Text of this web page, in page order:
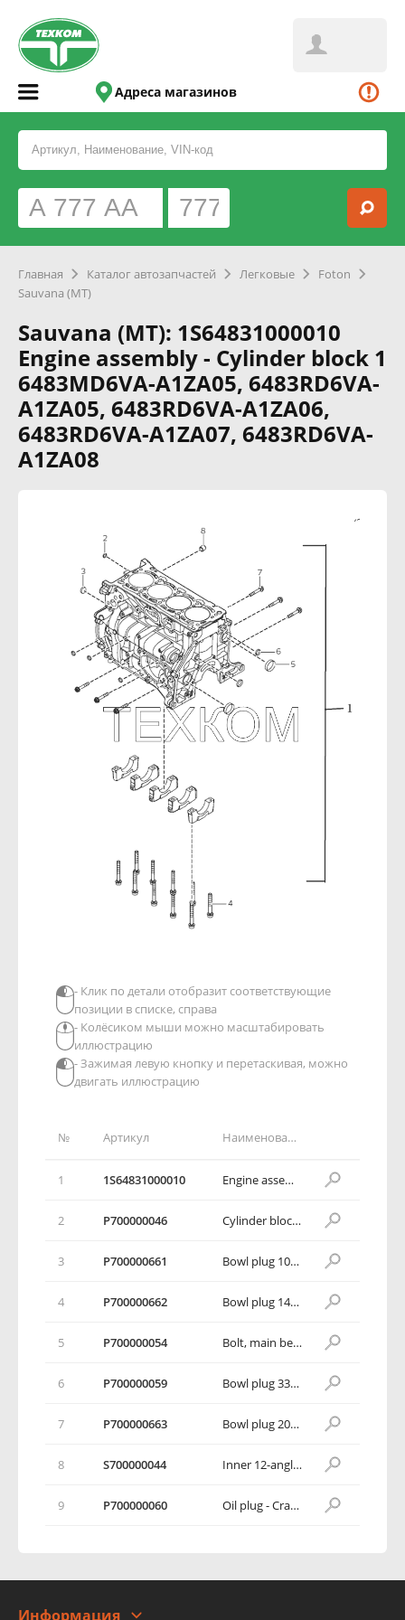
Адреса магазинов
Главная Каталог автозапчастей Легковые
Foton
Sauvana (MT)
Sauvana (MT): 1S64831000010
Engine assembly - Cylinder block 1
6483MD6VA-A1ZA05, 6483RD6VA-
A1ZA05, 6483RD6VA-A1ZA06,
6483RD6VA-A1ZA07, 6483RD6VA-
A1ZA08
№ Артикул Наименование детали
1 1S64831000010 Engine assembly
2 Р700000046 Cylinder block set
3 Р700000661 Bowl plug 10x3
4 Р700000662 Bowl plug 14x5
5 Р700000054 Bolt, main bearing cap
6 Р700000059 Bowl plug 33x10
7 Р700000663 Bowl plug 20x6
8 S700000044 Inner 12-angle cylinder head flange bolt M8L50
9 Р700000060 Oil plug - Crankcase
- Клик по детали отобразит соответствующие
позиции в списке, справа
- Колёсиком мыши можно масштабировать
иллюстрацию
- Зажимая левую кнопку и перетаскивая, можно
двигать иллюстрацию
Информация